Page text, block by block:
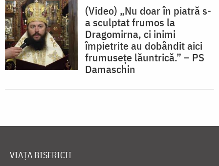
(Video) „Nu doar în piatră s-
a sculptat frumos la
Dragomirna, ci inimi
împietrite au dobândit aici
frumusețe lăuntrică.” – PS
Damaschin
VIAȚA BISERICII